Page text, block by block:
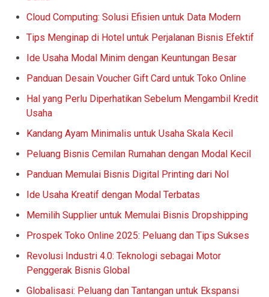
Cloud Computing: Solusi Efisien untuk Data Modern
Tips Menginap di Hotel untuk Perjalanan Bisnis Efektif
Ide Usaha Modal Minim dengan Keuntungan Besar
Panduan Desain Voucher Gift Card untuk Toko Online
Hal yang Perlu Diperhatikan Sebelum Mengambil Kredit
Usaha
Kandang Ayam Minimalis untuk Usaha Skala Kecil
Peluang Bisnis Cemilan Rumahan dengan Modal Kecil
Panduan Memulai Bisnis Digital Printing dari Nol
Ide Usaha Kreatif dengan Modal Terbatas
Memilih Supplier untuk Memulai Bisnis Dropshipping
Prospek Toko Online 2025: Peluang dan Tips Sukses
Revolusi Industri 4.0: Teknologi sebagai Motor
Penggerak Bisnis Global
Globalisasi: Peluang dan Tantangan untuk Ekspansi